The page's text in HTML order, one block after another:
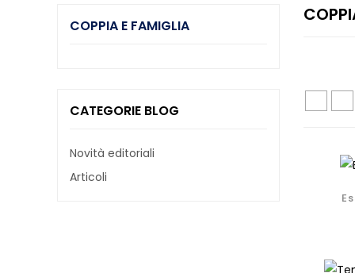
COPPIA E FAMIGLIA
CATEGORIE BLOG
Novità editoriali
Articoli